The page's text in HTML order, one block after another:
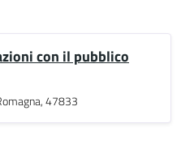
con il pubblico
47833